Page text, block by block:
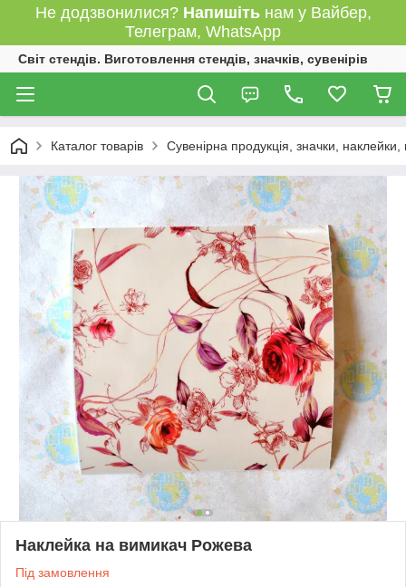
Не додзвонилися? Напишітьнам у Вайбер,
Телеграм, WhatsApp
Світ стендів. Виготовлення стендів, значків, сувенірів
Каталог товарів Сувенірна продукція, значки, наклейки,
Наклейка на вимикач Рожева
Під замовлення